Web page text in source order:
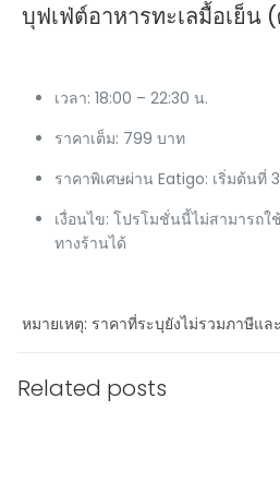
บุฟเฟ่ต์อาหารทะเลมื้อเย็น
เวลา: 18:00 – 22:30 น.
ราคาเต็ม: 799 บาท
ราคาพิเศษผ่าน Eatigo: เริ่มต้นที่
เงื่อนไข: โปรโมชั่นนี้ไม่สามารถ
ทางร้านได้
หมายเหตุ: ราคาที่ระบุยังไม่รวมภาษีแล
Related posts